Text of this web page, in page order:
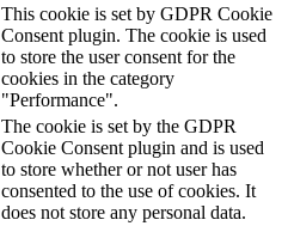
This cookie is set by GDPR Cookie
Consent plugin. The cookie is used
to store the user consent for the
cookies in the category
"Performance".
The cookie is set by the GDPR
Cookie Consent plugin and is used
to store whether or not user has
consented to the use of cookies. It
does not store any personal data.